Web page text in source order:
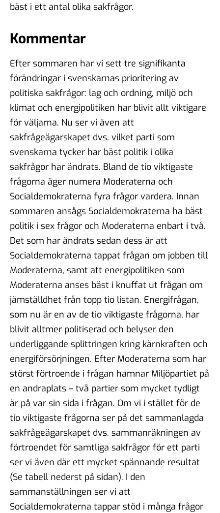
bäst i ett antal olika sakfrågor.
Kommentar
Efter sommaren har vi sett tre signifikanta
förändringar i svenskarnas prioritering av
politiska sakfrågor: lag och ordning, miljö och
klimat och energipolitiken har blivit allt viktigare
för väljarna. Nu ser vi även att
sakfrågeägarskapet dvs. vilket parti som
svenskarna tycker har bäst politik i olika
sakfrågor har ändrats. Bland de tio viktigaste
frågorna äger numera Moderaterna och
Socialdemokraterna fyra frågor vardera. Innan
sommaren ansågs Socialdemokraterna ha bäst
politik i sex frågor och Moderaterna enbart i två.
Det som har ändrats sedan dess är att
Socialdemokraterna tappat frågan om jobben till
Moderaterna, samt att energipolitiken som
Moderaterna anses bäst i knuffat ut frågan om
jämställdhet från topp tio listan. Energifrågan,
som nu är en av de tio viktigaste frågorna, har
blivit alltmer politiserad och belyser den
underliggande splittringen kring kärnkraften och
energiförsörjningen. Efter Moderaterna som har
störst förtroende i frågan hamnar Miljöpartiet på
en andraplats – två partier som mycket tydligt
är på var sin sida i frågan. Om vi i stället för de
tio viktigaste frågorna ser på det sammanlagda
sakfrågeägarskapet dvs. sammanräkningen av
förtroendet för samtliga sakfrågor för ett parti
ser vi även där ett mycket spännande resultat
(Se tabell nederst på sidan). I den
sammanställningen ser vi att
Socialdemokraterna tappar stöd i många frågor